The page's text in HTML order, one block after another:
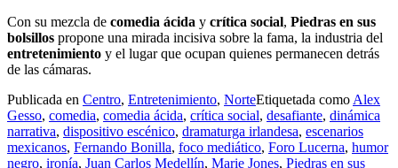
Con su mezcla de comedia ácida y crítica social, Piedras en sus
bolsillos propone una mirada incisiva sobre la fama, la industria del
entretenimiento y el lugar que ocupan quienes permanecen detrás
de las cámaras.
Publicada en Centro, Entretenimiento, NorteEtiquetada como Alex
Gesso, comedia, comedia ácida, crítica social, desafiante, dinámica
narrativa, dispositivo escénico, dramaturga irlandesa, escenarios
mexicanos, Fernando Bonilla, foco mediático, Foro Lucerna, humor
negro, ironía, Juan Carlos Medellín, Marie Jones, Piedras en sus